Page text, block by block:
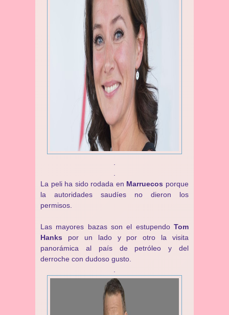
La peli ha sido rodada en Marruecos porque
la autoridades saudíes no dieron los
permisos.
Las mayores bazas son el estupendo Tom
Hanks por un lado y por otro la visita
panorámica al país de petróleo y del
derroche con dudoso gusto.